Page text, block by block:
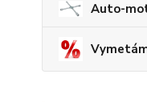
Auto-